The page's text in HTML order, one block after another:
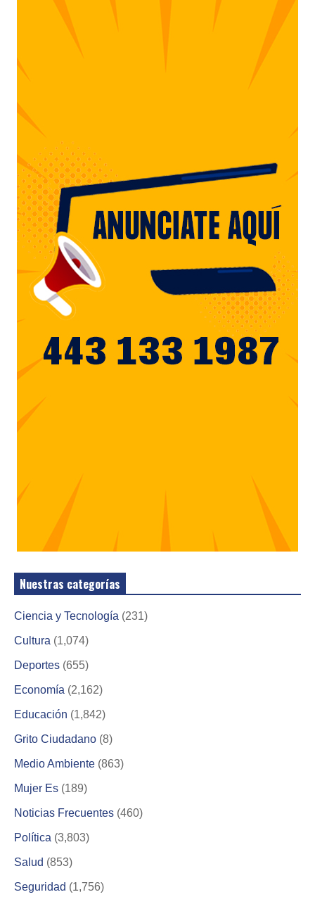
Nuestras categorías
Ciencia y Tecnología (231)
Cultura (1,074)
Deportes (655)
Economía (2,162)
Educación (1,842)
Grito Ciudadano (8)
Medio Ambiente (863)
Mujer Es (189)
Noticias Frecuentes (460)
Política (3,803)
Salud (853)
Seguridad (1,756)